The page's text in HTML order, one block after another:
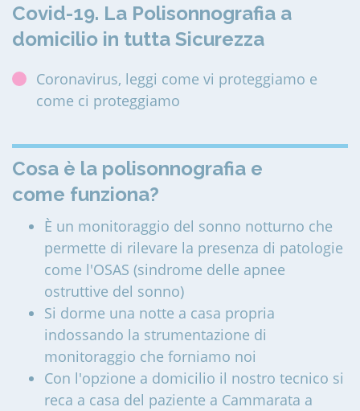
Covid-19. La Polisonnografia a
domicilio in tutta Sicurezza
Coronavirus, leggi come vi proteggiamo e
come ci proteggiamo
Cosa è la polisonnografia e
come funziona?
È un monitoraggio del sonno notturno che
permette di rilevare la presenza di patologie
come l'OSAS (sindrome delle apnee
ostruttive del sonno)
Si dorme una notte a casa propria
indossando la strumentazione di
monitoraggio che forniamo noi
Con l'opzione a domicilio il nostro tecnico si
reca a casa del paziente a Cammarata a